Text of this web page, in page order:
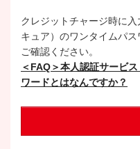
クレジットチャージ時に
キュア）のワンタイムパ
ご確認ください。
＜FAQ＞本人認証サービ
ワードとはなんですか？